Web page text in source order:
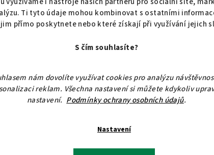
Ti tyto údaje mohou kombinovat s ostatními
přímo poskytnete nebo které získají při využívání jejich
S čím souhlasíte?
nám dovolíte využívat cookies pro analýzu
reklam. Všechna nastavení si můžete kdykoliv
nastavení. Podmínky ochrany osobních údajů.
Nastavení
Rozměry
Samolepky jsou
vyrobeny z kvalitní
Samolepku